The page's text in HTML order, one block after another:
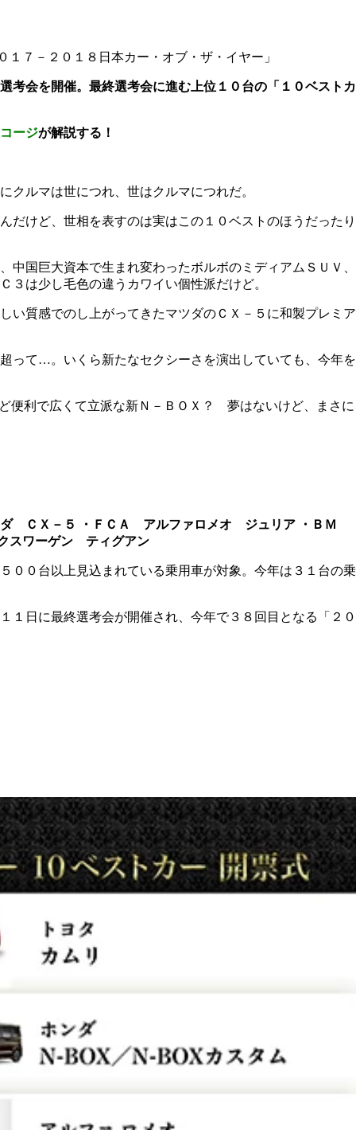
１７－２０１８日本カー・オブ・ザ・イヤー」
考会を開催。最終選考会に進む上位１０台の「１０ベストカ
ージが解説する！
ルマは世につれ、世はクルマにつれだ。
だけど、世相を表すのは実はこの１０ベストのほうだったり
国巨大資本で生まれ変わったボルボのミディアムＳＵＶ、
は少し毛色の違うカワイい個性派だけど。
い質感でのし上がってきたマツダのＣＸ－５に和製プレミア
って…。いくら新たなセクシーさを演出していても、今年を
便利で広くて立派な新Ｎ－ＢＯＸ？ 夢はないけど、まさに
ダ ＣＸ－５ ・ＦＣＡ アルファロメオ ジュリア ・ＢＭ
スワーゲン ティグアン
００台以上見込まれている乗用車が対象。今年は３１台の乗
日に最終選考会が開催され、今年で３８回目となる「２０